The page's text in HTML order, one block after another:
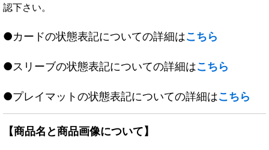
認下さい。
●カードの状態表記についての詳細はこちら
●スリーブの状態表記についての詳細はこちら
●プレイマットの状態表記についての詳細はこちら
【商品名と商品画像について】